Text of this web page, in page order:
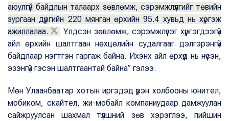
аюулгүй байдлын талаарх зөвлөмж, сэрэмжлүүлгийг төвийн
зургаан дүүргийн 220 мянган өрхийн 95.4 хувьд нь хүргэж
ажиллалаа.
Үлдсэн зөвлөмж, сэрэмжлүүлэг хүргэгдээгүй
айл өрхийн шалтгаан нөхцөлийн судалгааг дэлгэрэнгүй
байдлаар нэгтгэн гаргаж байна. Ихэнх айл өрхүүд нь нүүсэн,
эзэнгүй гэсэн шалтгаантай байна” гэлээ.
Мөн Улаанбаатар хотын иргэдэд үүрэн холбооны юнител,
мобиком, скайтел, жи-мобайл компаниудаар дамжуулан
сайжруулсан шахмал түлшний зөв хэрэглээ, пийшин